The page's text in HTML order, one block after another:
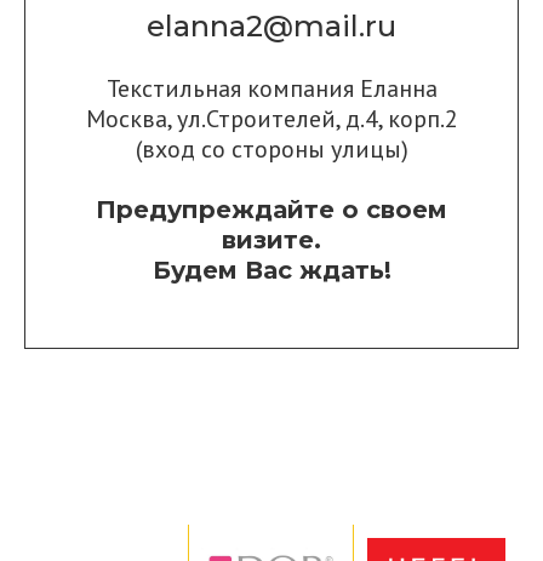
elanna2@mail.ru
Текстильная компания Еланна
Москва, ул.Строителей, д.4, корп.2
(вход со стороны улицы)
Предупреждайте о своем
визите.
Будем Вас ждать!